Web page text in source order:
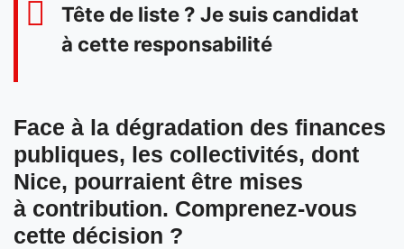
Tête de liste ? Je suis candidat
à cette responsabilité
Face à la dégradation des finances
publiques, les collectivités, dont
Nice, pourraient être mises
à contribution. Comprenez-vous
cette décision ?